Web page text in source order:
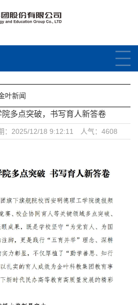
叶新闻
多点突破，书写育人新答卷
2025/12/18 9:12:11 人气：4608